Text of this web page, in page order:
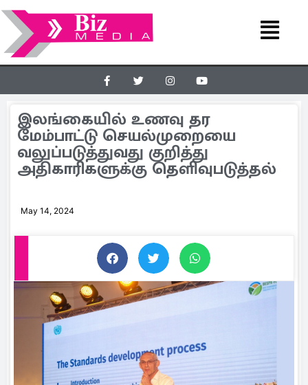
இலங்கையில் உணவு தர
மேம்பாட்டு செயல்முறையை
வலுப்படுத்துவது குறித்து
அதிகாரிகளுக்கு தெளிவுபடுத்தல்
May 14, 2024